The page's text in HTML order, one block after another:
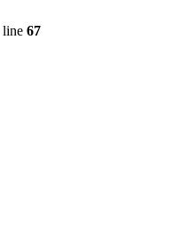
line 67